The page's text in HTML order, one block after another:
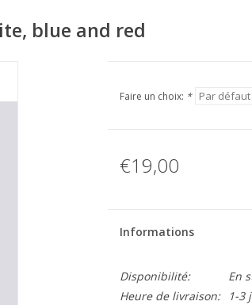
blue and red
Faire un choix: *
€19,00
Informations
Disponibilité: En
Heure de livraison:
1-3